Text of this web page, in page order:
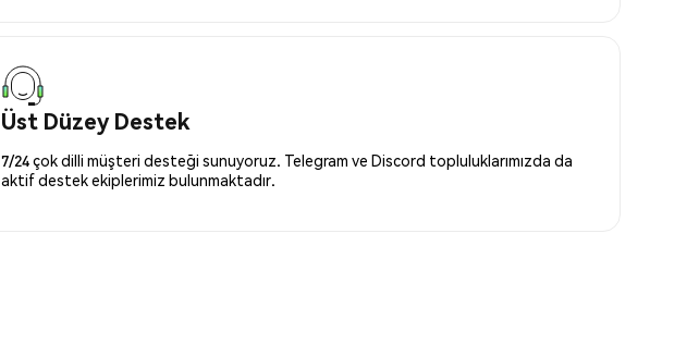
Üst Düzey Destek
7/24 çok dilli müşteri desteği sunuyoruz. Telegram ve Discord topluluklarımızda da
aktif destek ekiplerimiz bulunmaktadır.